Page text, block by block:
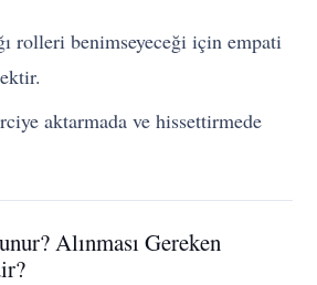
rolleri benimseyeceği için empati
aktarmada ve hissettirmede
Alınması Gereken